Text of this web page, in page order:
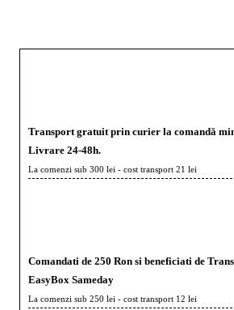
Transport gratuit prin curier la comandă
Livrare 24-48h.
La comenzi sub 300 lei - cost transport 21 lei
Comandati de 250 Ron si beneficiati de
EasyBox Sameday
La comenzi sub 250 lei - cost transport 12 lei